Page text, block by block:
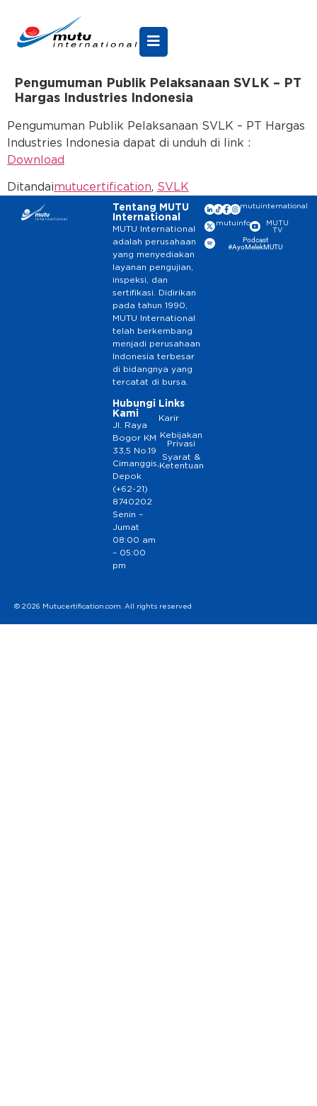
Pengumuman Publik Pelaksanaan SVLK – PT
Hargas Industries Indonesia
Pengumuman Publik Pelaksanaan SVLK – PT Hargas
Industries Indonesia dapat di unduh di link :
Download
Ditandaimutucertification, SVLK
Tentang MUTU
International
MUTU International
adalah perusahaan
yang menyediakan
layanan pengujian,
inspeksi, dan
sertifikasi. Didirikan
pada tahun 1990,
MUTU International
telah berkembang
menjadi perusahaan
Indonesia terbesar
di bidangnya yang
tercatat di bursa.
Hubungi
Kami
Jl. Raya
Bogor KM
33,5 No.19
Cimanggis,
Depok
(+62-21)
8740202
Senin –
Jumat
08:00 am
– 05:00
pm
Links
Karir
Kebijakan
Privasi
Syarat &
Ketentuan
mutuinternational
mutuinfo
MUTU
TV
Podcast
#AyoMelekMUTU
© 2026 Mutucertification.com. All rights reserved